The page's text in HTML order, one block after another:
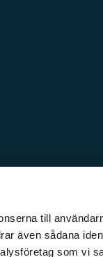
till
även sådana
som vi